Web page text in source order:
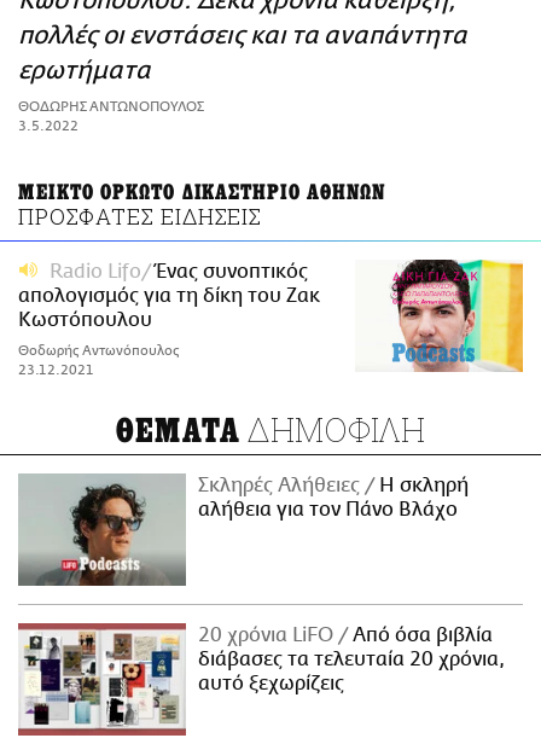
ΑΜΠΑ
PRINT
πολλές οι ενστάσεις και τα αναπάντητα
ερωτήματα
ΘΟΔΩΡΗΣ ΑΝΤΩΝΟΠΟΥΛΟΣ
3.5.2022
ΜΕΙΚΤΟ ΟΡΚΩΤΟ ΔΙΚΑΣΤΗΡΙΟ ΑΘΗΝΩΝ
ΠΡΟΣΦΑΤΕΣ ΕΙΔΗΣΕΙΣ
Radio Lifo
Ένας συνοπτικός
απολογισμός για τη δίκη του Ζακ
Κωστόπουλου
Θοδωρής Αντωνόπουλος
23.12.2021
ΘΕΜΑΤΑ ΔΗΜΟΦΙΛΗ
Σκληρές Αλήθειες
H σκληρή
αλήθεια για τον Πάνο Βλάχο
20 χρόνια LiFO
Από όσα βιβλία
διάβασες τα τελευταία 20 χρόνια,
αυτό ξεχωρίζεις